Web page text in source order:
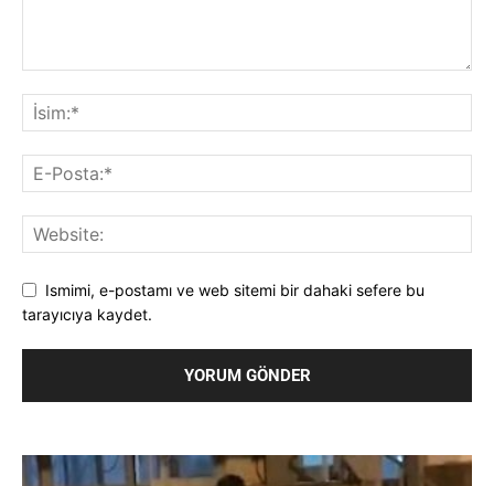
Ismimi, e-postamı ve web sitemi bir dahaki sefere bu
tarayıcıya kaydet.